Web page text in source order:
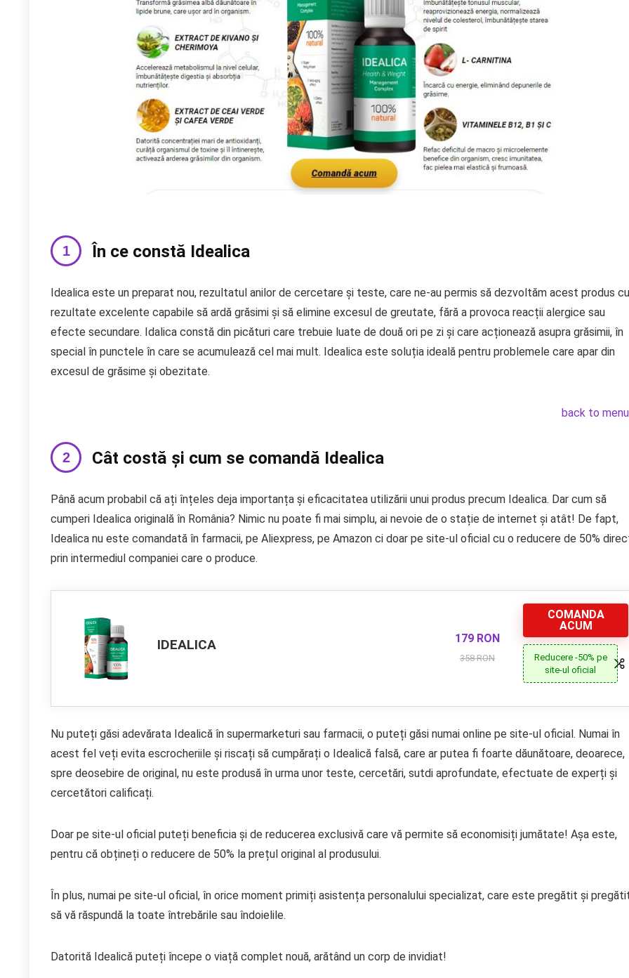
În ce constă Idealica
Idealica este un preparat nou, rezultatul anilor de cercetare și teste, care ne-au permis să dezvoltăm acest produs cu
rezultate excelente capabile să ardă grăsimi și să elimine excesul de greutate, fără a provoca reacții alergice sau
efecte secundare. Idalica constă din picături care trebuie luate de două ori pe zi și care acționează asupra grăsimii, în
special în punctele în care se acumulează cel mai mult. Idealica este soluția ideală pentru problemele care apar din
excesul de grăsime și obezitate.
back to
Cât costă și cum se comandă Idealica
Până acum probabil că ați înțeles deja importanța și eficacitatea utilizării unui produs precum Idealica. Dar cum să
cumperi Idealica originală în România? Nimic nu poate fi mai simplu, ai nevoie de o stație de internet și atât! De fapt,
Idealica nu este comandată în farmacii, pe Aliexpress, pe Amazon ci doar pe site-ul oficial cu o reducere de 50%
prin intermediul companiei care o produce.
IDEALICA 179 RON
358 RON
COMANDA
ACUM
Reducere -50% pe
site-ul oficial
Nu puteți găsi adevărata Idealică în supermarketuri sau farmacii, o puteți găsi numai online pe site-ul oficial. Numai în
acest fel veți evita escrocheriile și riscați să cumpărați o Idealică falsă, care ar putea fi foarte dăunătoare, deoarece,
spre deosebire de original, nu este produsă în urma unor teste, cercetări, sutdi aprofundate, efectuate de experți și
cercetători calificați.
Doar pe site-ul oficial puteți beneficia și de reducerea exclusivă care vă permite să economisiți jumătate! Așa este,
pentru că obțineți o reducere de 50% la prețul original al produsului.
În plus, numai pe site-ul oficial, în orice moment primiți asistența personalului specializat, care este pregătit și
să vă răspundă la toate întrebările sau îndoielile.
Datorită Idealică puteți începe o viață complet nouă, arătând un corp de invidiat!